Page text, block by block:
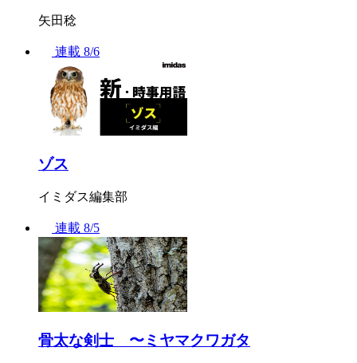
矢田稔
連載 8/6
ゾス
イミダス編集部
連載 8/5
骨太な剣士 〜ミヤマクワガタ